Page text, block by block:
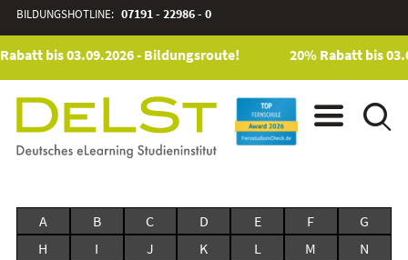
BILDUNGSHOTLINE: 07191 - 22986 - 0
bis 03.09.2026 - Bildungsroute! 20% Rabatt bis
A B C D E F
G
H
I J K L M
N